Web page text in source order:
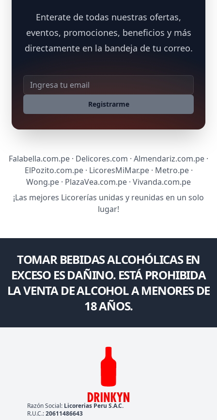
Enterate de todas nuestras ofertas,
eventos, promociones, beneficios y más
directamente en la bandeja de tu correo.
Dirección de correo
Registrarme
Falabella.com.pe · Delicores.com · Almendariz.com.pe ·
ElPozito.com.pe · LicoresMiMar.pe · Metro.pe ·
Wong.pe · PlazaVea.com.pe · Vivanda.com.pe
¡Las mejores Licorerías unidas y reunidas en un solo
lugar!
TOMAR BEBIDAS ALCOHÓLICAS EN
EXCESO ES DAÑINO. ESTÁ PROHIBIDA
LA VENTA DE ALCOHOL A MENORES DE
18 AÑOS.
Razón Social: Licorerias Peru S.A.C.
R.U.C.:20611486643